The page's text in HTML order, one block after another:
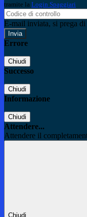
tramite la Login Spaggiari
E-mail inviata, si prega
Errore
Chiudi
Successo
Chiudi
Informazione
Chiudi
Attendere...
Attendere il
Chiudi